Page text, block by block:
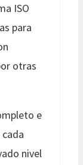
ISO
para
otras
e
nivel